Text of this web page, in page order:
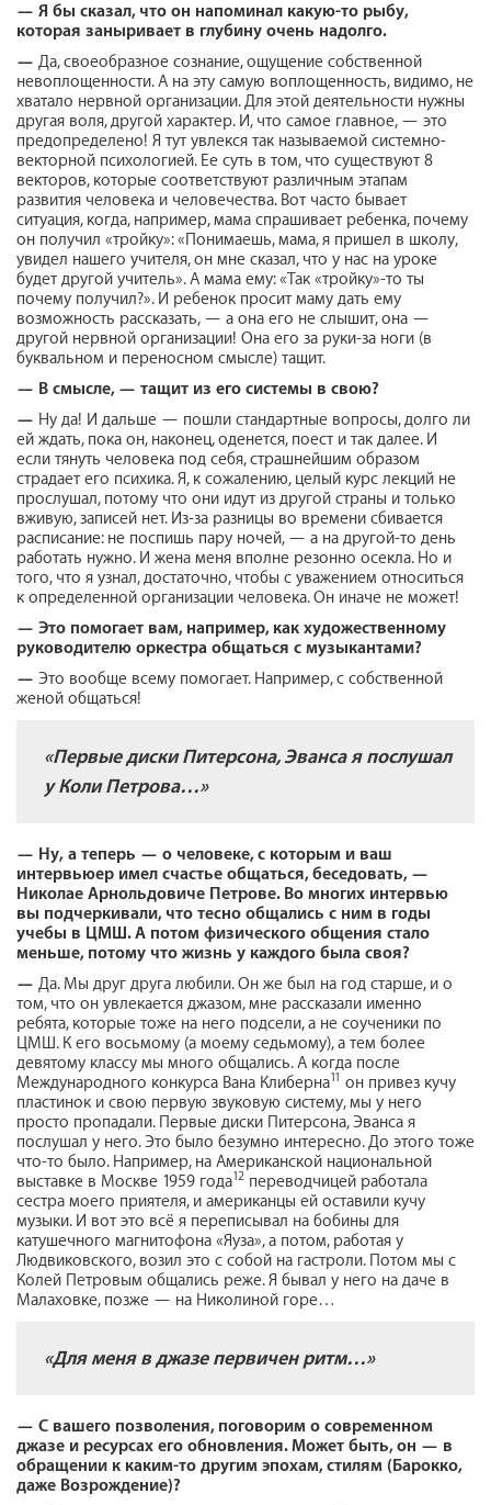
— Я бы сказал, что он напоминал какую-то рыбу,
которая заныривает в глубину очень надолго.
— Да, своеобразное сознание, ощущение собственной
невоплощенности. А на эту самую воплощенность, видимо, не
хватало нервной организации. Для этой деятельности нужны
другая воля, другой характер. И, что самое главное, — это
предопределено! Я тут увлекся так называемой системно-
векторной психологией. Ее суть в том, что существуют 8
векторов, которые соответствуют различным этапам
развития человека и человечества. Вот часто бывает
ситуация, когда, например, мама спрашивает ребенка, почему
он получил «тройку»: «Понимаешь, мама, я пришел в школу,
увидел нашего учителя, он мне сказал, что у нас на уроке
будет другой учитель». А мама ему: «Так «тройку»-то ты
почему получил?». И ребенок просит маму дать ему
возможность рассказать, — а она его не слышит, она —
другой нервной организации! Она его за руки-за ноги (в
буквальном и переносном смысле) тащит.
— В смысле, — тащит из его системы в свою?
— Ну да! И дальше — пошли стандартные вопросы, долго ли
ей ждать, пока он, наконец, оденется, поест и так далее. И
если тянуть человека под себя, страшнейшим образом
страдает его психика. Я, к сожалению, целый курс лекций не
прослушал, потому что они идут из другой страны и только
вживую, записей нет. Из-за разницы во времени сбивается
расписание: не поспишь пару ночей, — а на другой-то день
работать нужно. И жена меня вполне резонно осекла. Но и
того, что я узнал, достаточно, чтобы с уважением относиться
к определенной организации человека. Он иначе не может!
— Это помогает вам, например, как художественному
руководителю оркестра общаться с музыкантами?
— Это вообще всему помогает. Например, с собственной
женой общаться!
«Первые диски Питерсона, Эванса я послушал
у Коли Петрова…»
— Ну, а теперь — о человеке, с которым и ваш
интервьюер имел счастье общаться,беседовать, —
Николае Арнольдовиче Петрове. Во многих интервью
вы подчеркивали, что тесно общались с ним в годы
учебы в ЦМШ. А потом физического общения стало
меньше, потому что жизнь у каждого была своя?
— Да. Мы друг друга любили. Он же был на год старше, и о
том, что он увлекается джазом, мне рассказали именно
ребята, которые тоже на него подсели, а не соученики по
ЦМШ. К его восьмому (а моему седьмому), а тем более
девятому классу мы много общались. А когда после
Международного конкурса Вана Клиберна11 он привез кучу
пластинок и свою первую звуковую систему, мы у него
просто пропадали. Первые диски Питерсона, Эванса я
послушал у него. Это было безумно интересно. До этого тоже
что-то было. Например, на Американской национальной
выставке в Москве 1959 года12 переводчицей работала
сестра моего приятеля, и американцы ей оставили кучу
музыки. И вот это всё я переписывал на бобины для
катушечного магнитофона «Яуза», а потом, работая у
Людвиковского, возил это с собой на гастроли. Потом мы с
Колей Петровым общались реже. Я бывал у него на даче в
Малаховке, позже — на Николиной горе…
«Для меня в джазе первичен ритм…»
— С вашего позволения, поговорим о современном
джазе и ресурсах его обновления. Может быть, он — в
обращении к каким-то другим эпохам, стилям (Барокко,
даже Возрождение)?